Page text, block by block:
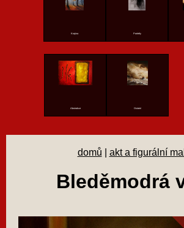
Krajina Portréty
Abstrakce Ostatní
domů akt a figurální
Bleděmodrá